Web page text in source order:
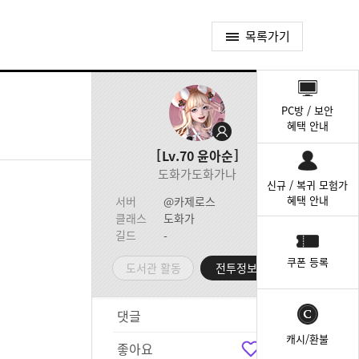
목록가기
Lv.70윤아순
도화가도화가나
서버
@카제로스
클래스
도화가
길드
-
도서관 활동 전투정보실
댓글
좋아요
PC방 / 보안
혜택 안내
신규 / 복귀 모험가
혜택 안내
쿠폰 등록
캐시/환불